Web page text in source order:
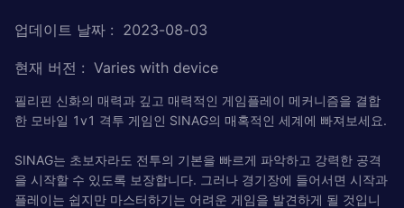
업데이트 날짜 : 2023-08-03
현재 버전 : Varies with device
필리핀 신화의 매력과 깊고 매력적인 게임플레이 메커니즘을 결합
한 모바일 1v1 격투 게임인 SINAG의 매혹적인 세계에 빠져보세요.
SINAG는 초보자라도 전투의 기본을 빠르게 파악하고 강력한 공격
을 시작할 수 있도록 보장합니다. 그러나 경기장에 들어서면 시작과
플레이는 쉽지만 마스터하기는 어려운 게임을 발견하게 될 것입니